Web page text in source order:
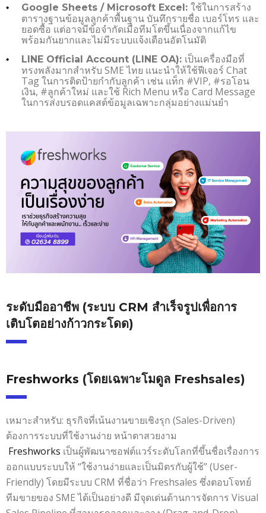
Google Sheets / Microsoft Excel: ใช้ในการสร้าง
ตารางฐานข้อมูลลูกค้าพื้นฐาน บันทึกรายชื่อ เบอร์โทร และ
ยอดซื้อ แต่อาจมีข้อจำกัดเมื่อทีมโตขึ้นเนื่องจากแก้ไข
พร้อมกันยากและไม่มีระบบแจ้งเตือนอัตโนมัติ
LINE Official Account (LINE OA): เป็นเครื่องมือที่
ทรงพลังมากสำหรับ SME ไทย แนะนำให้ใช้ฟีเจอร์ Chat
Tag ในการติดป้ายกำกับลูกค้า เช่น แท็ก #VIP, #รอโอน
เงิน, #ลูกค้าใหม่ และใช้ Rich Menu หรือ Card Message
ในการส่งบรอดแคสต์ข้อมูลเฉพาะกลุ่มอย่างแม่นยำ
ระดับมืออาชีพ (ระบบ CRM สำเร็จรูปเพื่อการ
เติบโตอย่างก้าวกระโดด)
Freshworks (โดยเฉพาะโมดูล Freshsales)
เหมาะสำหรับ: ธุรกิจที่เน้นงานขายเชิงรุก (Sales-Driven)
ต้องการระบบที่ใช้งานง่าย หน้าตาสวยงาม
Freshworks เป็นผู้พัฒนาซอฟต์แวร์ระดับโลกที่ขึ้นชื่อเรื่องการ
ออกแบบระบบให้ “ใช้งานง่ายและเป็นมิตรกับผู้ใช้” (User-
Friendly) โดยมีระบบ CRM ที่ชื่อว่า Freshsales ซึ่งตอบโจทย์
ทีมขายของ SME ได้เป็นอย่างดี มีจุดเด่นด้านการจัดการ Visual